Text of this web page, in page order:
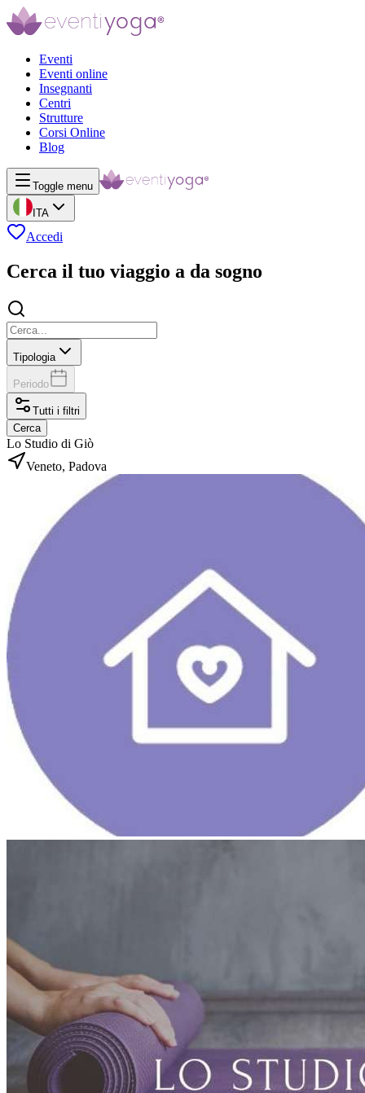
Eventi
Eventi online
Insegnanti
Centri
Strutture
Corsi Online
Blog
Toggle menu
ITA
Accedi
Cerca il tuo viaggio a da sogno
Tipologia
Periodo
Tutti i filtri
Cerca
Lo Studio di Giò
Veneto, Padova